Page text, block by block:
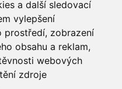
a další sledovací
vylepšení
prostředí, zobrazení
obsahu a reklam,
webových
zdroje